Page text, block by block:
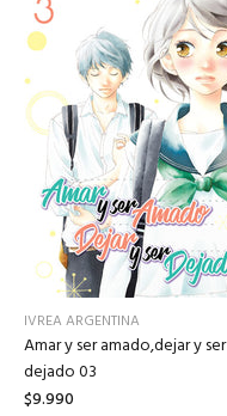
IVREA ARGENTINA
Amar y ser amado,dejar y ser
dejado 03
$9.990